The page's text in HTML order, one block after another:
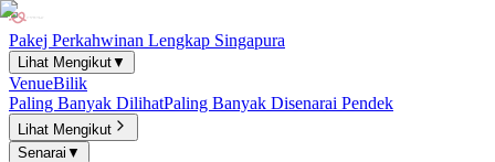
Pakej Perkahwinan Lengkap Singapura
Lihat Mengikut▼
VenueBilik
Paling Banyak DilihatPaling Banyak Disenarai Pendek
Lihat Mengikut
Senarai ▼